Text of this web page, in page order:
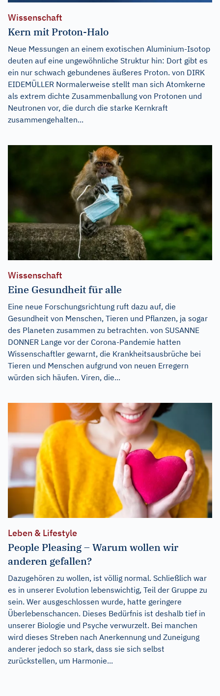
Wissenschaft
Kern mit Proton-Halo
Neue Messungen an einem exotischen Aluminium-Isotop
deuten auf eine ungewöhnliche Struktur hin: Dort gibt es
ein nur schwach gebundenes äußeres Proton. von DIRK
EIDEMÜLLER Normalerweise stellt man sich Atomkerne
als extrem dichte Zusammenballung von Protonen und
Neutronen vor, die durch die starke Kernkraft
zusammengehalten...
Wissenschaft
Eine Gesundheit für alle
Eine neue Forschungsrichtung ruft dazu auf, die
Gesundheit von Menschen, Tieren und Pflanzen, ja sogar
des Planeten zusammen zu betrachten. von SUSANNE
DONNER Lange vor der Corona-Pandemie hatten
Wissenschaftler gewarnt, die Krankheitsausbrüche bei
Tieren und Menschen aufgrund von neuen Erregern
würden sich häufen. Viren, die...
Leben & Lifestyle
People Pleasing – Warum wollen wir
anderen gefallen?
Dazugehören zu wollen, ist völlig normal. Schließlich war
es in unserer Evolution lebenswichtig, Teil der Gruppe zu
sein. Wer ausgeschlossen wurde, hatte geringere
Überlebenschancen. Dieses Bedürfnis ist deshalb tief in
unserer Biologie und Psyche verwurzelt. Bei manchen
wird dieses Streben nach Anerkennung und Zuneigung
anderer jedoch so stark, dass sie sich selbst
zurückstellen, um Harmonie...